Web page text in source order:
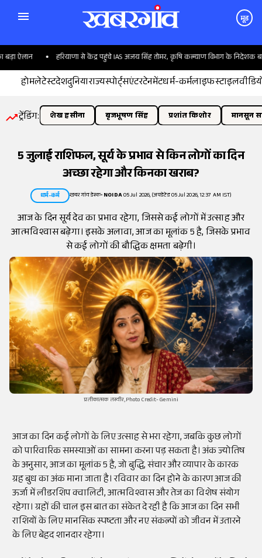
मूड
हरियाणा से केंद्र पहुंचे IAS अजय सिंह तोमर, कृषि कल्याण विभाग के निदेशक बने
होमलेटेस्टदेशदुनियाराज्यस्पोर्ट्सएंटरटेनमेंटधर्म-कर्मलाइफस्टाइल
ट्रेंडिंग: शेख हसीना बृजभूषण सिंह प्रशांत किशोर मानसून
5 जुलाई राशिफल, सूर्य के प्रभाव से किन लोगों का दिन
अच्छा रहेगा और किनका खराब?
धर्म-कर्म खबरगांव डेस्क•NOIDA05 Jul 2026, (अपडेटेड 05 Jul 2026, 12:37 AM IST)
आज के दिन सूर्य देव का प्रभाव रहेगा, जिससे कई लोगों में उत्साह और
आत्मविश्वास बढ़ेगा। इसके अलावा, आज का मूलांक 5 है, जिसके प्रभाव
से कई लोगों की बौद्धिक क्षमता बढ़ेगी।
प्रतीकात्मक तस्वीर,Photo Credit- Gemini
आज का दिन कई लोगों के लिए उत्साह से भरा रहेगा, जबकि कुछ लोगों
को पारिवारिक समस्याओं का सामना करना पड़ सकता है। अंक ज्योतिष
के अनुसार, आज का मूलांक 5 है, जो बुद्धि, संचार और व्यापार के कारक
ग्रह बुध का अंक माना जाता है। रविवार का दिन होने के कारण आज की
ऊर्जा में लीडरशिप क्वालिटी, आत्मविश्वास और तेज का विशेष संयोग
रहेगा। ग्रहों की चाल इस बात का संकेत दे रही है कि आज का दिन सभी
राशियों के लिए मानसिक स्पष्टता और नए संकल्पों को जीवन में उतारने
के लिए बेहद शानदार रहेगा।